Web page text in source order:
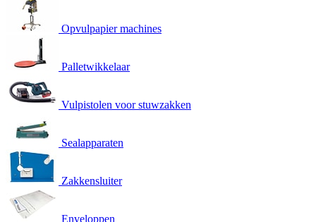
Opvulpapier machines
Palletwikkelaar
Vulpistolen voor stuwzakken
Sealapparaten
Zakkensluiter
Enveloppen